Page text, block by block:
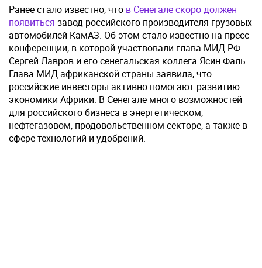
Ранее стало известно, что в Сенегале скоро должен
появиться завод российского производителя грузовых
автомобилей КамАЗ. Об этом стало известно на пресс-
конференции, в которой участвовали глава МИД РФ
Сергей Лавров и его сенегальская коллега Ясин Фаль.
Глава МИД африканской страны заявила, что
российские инвесторы активно помогают развитию
экономики Африки. В Сенегале много возможностей
для российского бизнеса в энергетическом,
нефтегазовом, продовольственном секторе, а также в
сфере технологий и удобрений.